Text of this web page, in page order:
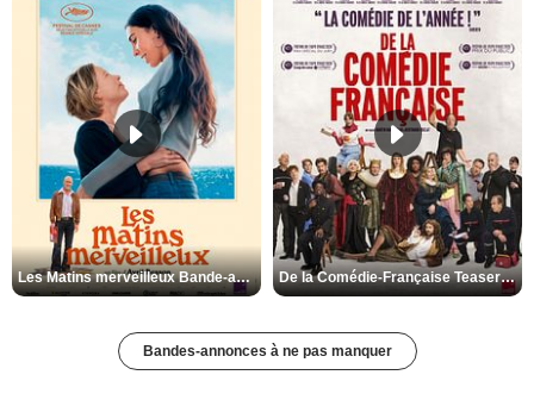
Les Matins merveilleux Bande-annonce VF De la Comédie-Française Teaser VF
Bandes-annonces à ne pas manquer